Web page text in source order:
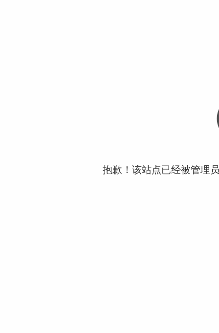
抱歉！该站点已经被管理